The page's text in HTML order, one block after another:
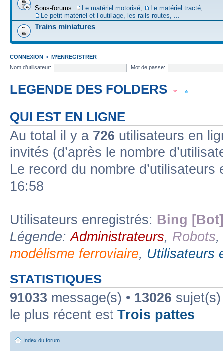
Sous-forums: Le matériel motorisé Le matériel tracté
Le petit matériel et l’outillage, les rails-routes, ...
Trains miniatures
CONNEXION • M’ENREGISTRER
Nom d’utilisateur:
Mot de passe:
LEGENDE DES FOLDERS
Forum non lu Forum fermé, non lu Forum avec sous-forum non lu
Forum lien Sous-forum lu Sous-forum non lu
QUI EST EN LIGNE
Au total il y a 726 utilisateurs en
invités (d’après le nombre
Le record du nombre
16:58
Utilisateurs enregistrés: Bing [Bot]
Légende:Administrateurs, Robots,
modélisme ferroviaire, Utilisateurs
STATISTIQUES
91033 message(s) • 13026
le plus récent est Trois pattes
Index du forum